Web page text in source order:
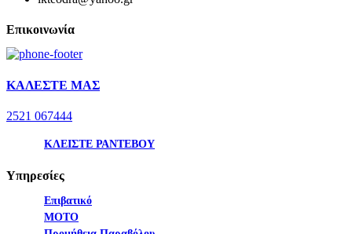
Επικοινωνία
ΚΑΛΕΣΤΕ ΜΑΣ
2521 067444
ΚΛΕΙΣΤΕ ΡΑΝΤΕΒΟΥ
Υπηρεσίες
Επιβατικό
ΜΟΤΟ